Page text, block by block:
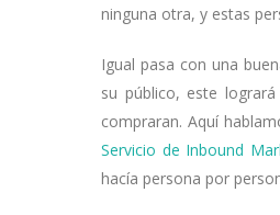
ninguna otra, y estas
Igual pasa con una
su público, este
compraran. Aquí
Servicio de Inbound
hacía persona por